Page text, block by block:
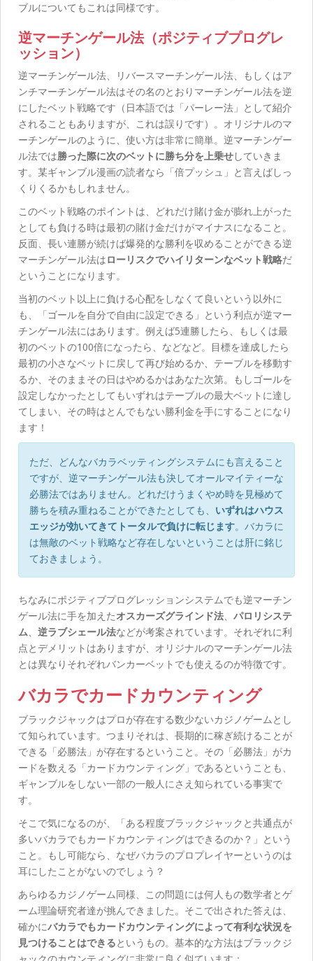
ブルについてもこれは同様です。
逆マーチンゲール法（ポジティブプログレ
ッション）
逆マーチンゲール法、リバースマーチンゲール法、もしくはア
ンチマーチンゲール法はその名のとおりマーチンゲール法を逆
にしたベット戦略です（日本語では「パーレー法」として紹介
されることもありますが、これは誤りです）。オリジナルのマ
ーチンゲールのように、使い方は非常に簡単。逆マーチンゲー
ル法では勝った際に次のベットに勝ち分を上乗せしていきま
す。某ギャンブル漫画の読者なら「倍プッシュ」と言えばしっ
くりくるかもしれません。
このベット戦略のポイントは、どれだけ賭け金が膨れ上がった
としても負ける時は最初の賭け金だけがマイナスになること。
反面、長い連勝が続けば爆発的な勝利を収めることができる逆
マーチンゲール法はローリスクでハイリターンなベット戦略だ
ということになります。
当初のベット以上に負ける心配をしなくて良いという以外に
も、「ゴールを自分で自由に設定できる」という利点が逆マー
チンゲール法にはあります。例えば5連勝したら、もしくは最
初のベットの100倍になったら、などなど。目標を達成したら
最初の小さなベットに戻して再び始めるか、テーブルを移動す
るか、そのままその日はやめるかはあなた次第。もしゴールを
設定しなかったとしてもいずれはテーブルの最大ベットに達し
てしまい、その時はとんでもない勝利金を手にすることになり
ます！
ただ、どんなバカラベッティングシステムにも言えること
ですが、逆マーチンゲール法も決してオールマイティーな
必勝法ではありません。どれだけうまくやめ時を見極めて
勝ちを積み重ねることができたとしても、 いずれはハウス
エッジが効いてきてトータルで負けに転じます。バカラに
は無敵のベット戦略など存在しないということは肝に銘じ
ておきましょう。
ちなみにポジティブプログレッションシステムでも逆マーチン
ゲール法に手を加えたオスカーズグラインド法、 パロリシステ
ム、 逆ラブシェール法などが考案されています。それぞれに利
点とデメリットはありますが、オリジナルのマーチンゲール法
とは異なりそれぞれバンカーベットでも使えるのが特徴です。
バカラでカードカウンティング
ブラックジャックはプロが存在する数少ないカジノゲームとし
て知られています。つまりそれは、長期的に稼ぎ続けることが
できる「必勝法」が存在するということ。その「必勝法」がカ
ードを数える「カードカウンティング」であるということも、
ギャンブルをしない一部の一般人にさえ知られている事実で
す。
そこで気になるのが、「ある程度ブラックジャックと共通点が
多いバカラでもカードカウンティングはできるのか？」という
こと。もし可能なら、なぜバカラのプロプレイヤーというのは
耳にしたことがないのでしょう？
あらゆるカジノゲーム同様、この問題には何人もの数学者とゲ
ーム理論研究者達が挑んできました。そこで出された答えは、
確かにバカラでもカードカウンティングによって有利な状況を
見つけることはできるというもの。基本的な方法はブラックジ